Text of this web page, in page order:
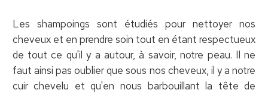
Les shampoings sont étudiés pour nettoyer nos
cheveux et en prendre soin tout en étant respectueux
de tout ce qu'il y a autour, à savoir, notre peau. Il ne
faut ainsi pas oublier que sous nos cheveux, il y a notre
cuir chevelu et qu'en nous barbouillant la tête de